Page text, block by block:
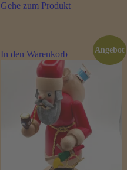
Gehe zum Produkt
In den Warenkorb Angebot